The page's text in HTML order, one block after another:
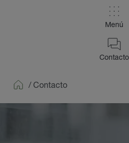
Menú
Contacto
/ Contacto